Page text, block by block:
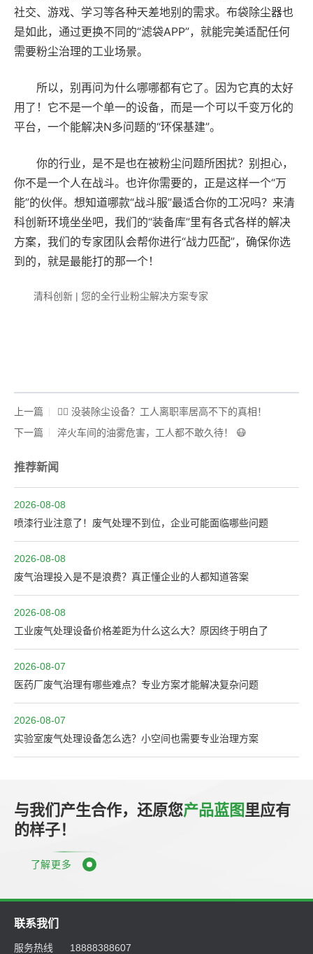
社交、游戏、学习等各种天差地别的需求。布袋除尘器也
是如此，通过更换不同的“滤袋APP”，就能完美适配任何
需要粉尘治理的工业场景。
所以，别再问为什么哪哪都有它了。因为它真的太好
用了！它不是一个单一的设备，而是一个可以千变万化的
平台，一个能解决N多问题的“环保基建”。
你的行业，是不是也在被粉尘问题所困扰？别担心，
你不是一个人在战斗。也许你需要的，正是这样一个“万
能”的伙伴。想知道哪款“战斗服”最适合你的工况吗？来清
科创新环境坐坐吧，我们的“装备库”里有各式各样的解决
方案，我们的专家团队会帮你进行“战力匹配”，确保你选
到的，就是最能打的那一个！
清科创新 | 您的全行业粉尘解决方案专家
上一篇
🤷‍♂️ 没装除尘设备？工人离职率居高不下的真相！
下一篇
淬火车间的油雾危害，工人都不敢久待！ 😷
推荐新闻
2026-08-08
喷漆行业注意了！废气处理不到位，企业可能面临哪些问题
2026-08-08
废气治理投入是不是浪费？真正懂企业的人都知道答案
2026-08-08
工业废气处理设备价格差距为什么这么大？原因终于明白了
2026-08-07
医药厂废气治理有哪些难点？专业方案才能解决复杂问题
2026-08-07
实验室废气处理设备怎么选？小空间也需要专业治理方案
与我们产生合作，还原您产品蓝图里应有
的样子！
了解更多
联系我们
服务热线 18888388607